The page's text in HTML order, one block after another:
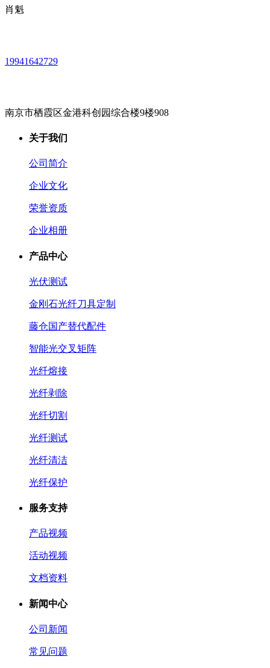
肖魁
19941642729
南京市栖霞区金港科创园综合楼9楼908
关于我们
公司简介
企业文化
荣誉资质
企业相册
产品中心
光伏测试
金刚石光纤刀具定制
藤仓国产替代配件
智能光交叉矩阵
光纤熔接
光纤剥除
光纤切割
光纤测试
光纤清洁
光纤保护
服务支持
产品视频
活动视频
文档资料
新闻中心
公司新闻
常见问题